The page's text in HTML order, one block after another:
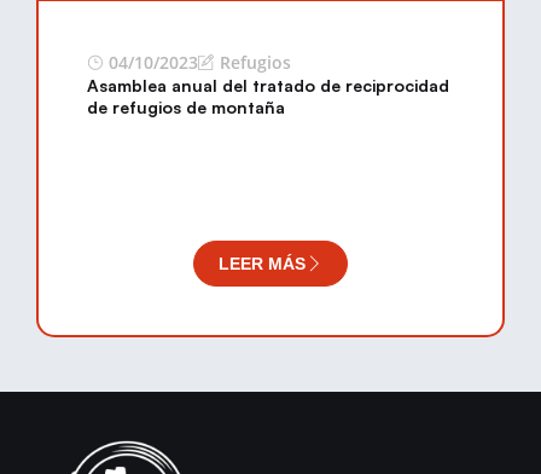
04/10/2023 Refugios
Asamblea anual del tratado de reciprocidad
de refugios de montaña
LEER MÁS